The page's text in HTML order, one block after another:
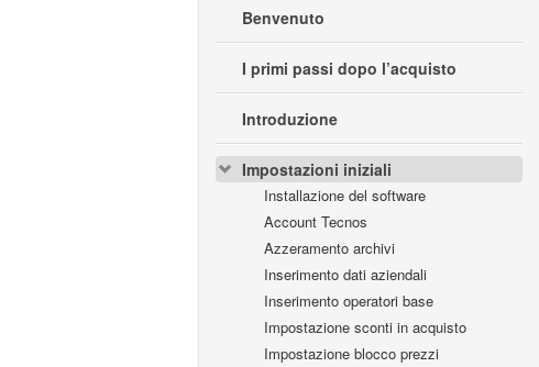
Benvenuto
I primi passi dopo l’acquisto
Introduzione
Impostazioni iniziali
Installazione del software
Account Tecnos
Azzeramento archivi
Inserimento dati aziendali
Inserimento operatori base
Impostazione sconti in acquisto
Impostazione blocco prezzi